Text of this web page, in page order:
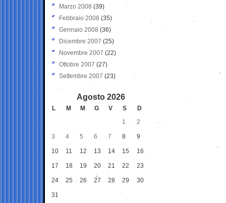
Marzo 2008 (39)
Febbraio 2008 (35)
Gennaio 2008 (36)
Dicembre 2007 (25)
Novembre 2007 (22)
Ottobre 2007 (27)
Settembre 2007 (23)
Agosto 2026
L M M G V S
D
1
2
3 4 5 6 7 8 9
10 11 12 13 14 15 16
17 18 19 20 21 22 23
24 25 26 27 28 29 30
31